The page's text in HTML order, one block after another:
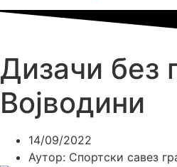
Дизачи без
Војводини
14/09/2022
Аутор: Спортски савез